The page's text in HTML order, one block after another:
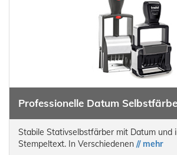
Professionelle Datum
Stabile Stativselbstfärber mit Datum und
Stempeltext. In Verschiedenen // mehr